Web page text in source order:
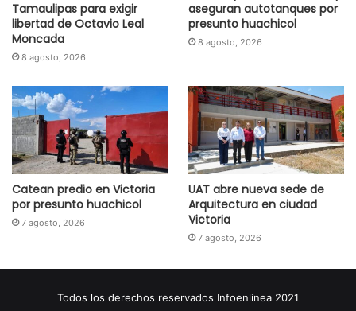
Tamaulipas para exigir
libertad de Octavio Leal
Moncada
8 agosto, 2026
aseguran autotanques por
presunto huachicol
8 agosto, 2026
Catean predio en Victoria
por presunto huachicol
7 agosto, 2026
UAT abre nueva sede de
Arquitectura en ciudad
Victoria
7 agosto, 2026
Todos los derechos reservados Infoenlinea 2021